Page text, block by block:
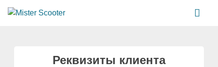
Реквизиты клиента